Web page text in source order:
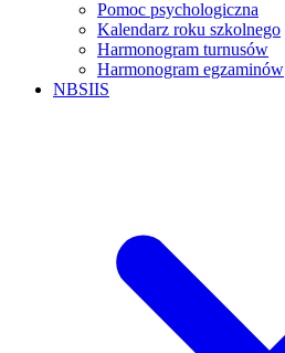
Pomoc psychologiczna
Kalendarz roku szkolnego
Harmonogram turnusów
Harmonogram egzaminów
NBSIIS